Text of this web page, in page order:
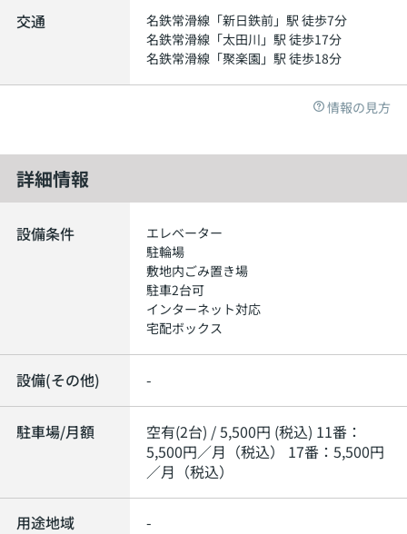
交通 名鉄常滑線 「新日鉄前」駅 徒歩7分
名鉄常滑線 「太田川 」駅 徒歩17分
名鉄常滑線 「聚楽園 」駅 徒歩18分
情報の見方
詳細情報
設備条件
エレベーター
駐輪場
敷地内ごみ置き場
駐車2台可
インターネット対応
宅配ボックス
設備(その他) -
駐車場/月額
空有(2台) / 5,500円 (税込) 11番：
5,500円／月（税込） 17番：5,500円
／月（税込）
用途地域 -